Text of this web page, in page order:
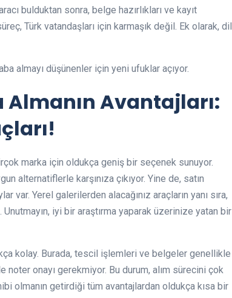
bulduktan sonra, belge hazırlıkları ve kayıt
Türk vatandaşları için karmaşık değil. Ek olarak, dil
almayı düşünenler için yeni ufuklar açıyor.
Avantajları:
marka için oldukça geniş bir seçenek sunuyor.
alternatiflerle karşınıza çıkıyor. Yine de, satın
Yerel galerilerden alacağınız araçların yanı sıra,
iyi bir araştırma yaparak üzerinize yatan bir
kolay. Burada, tescil işlemleri ve belgeler genellikle
onayı gerekmiyor. Bu durum, alım sürecini çok
olmanın getirdiği tüm avantajlardan oldukça kısa bir